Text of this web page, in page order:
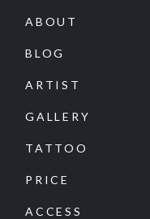
ABOUT
BLOG
ARTIST
GALLERY
TATTOO
PRICE
ACCESS